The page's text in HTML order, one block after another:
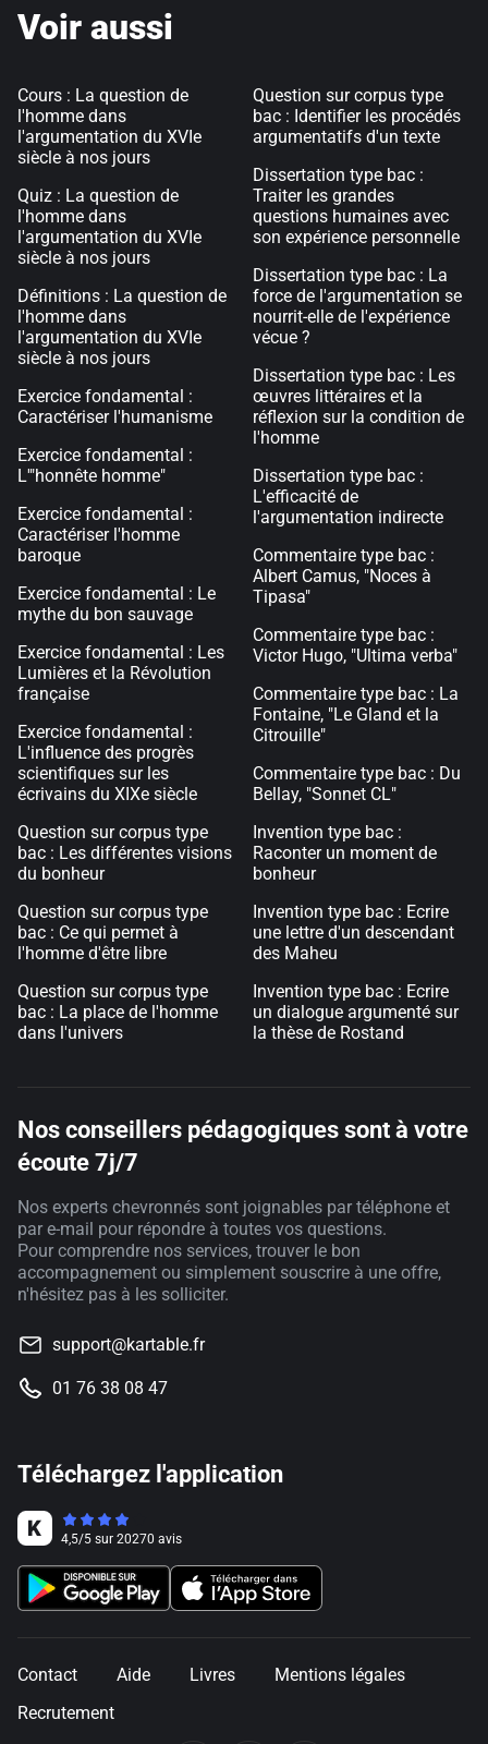
Voir aussi
Cours : La question de
l'homme dans
l'argumentation du XVIe
siècle à nos jours
Quiz : La question de
l'homme dans
l'argumentation du XVIe
siècle à nos jours
Définitions : La question de
l'homme dans
l'argumentation du XVIe
siècle à nos jours
Exercice fondamental :
Caractériser l'humanisme
Exercice fondamental :
L'"honnête homme"
Exercice fondamental :
Caractériser l'homme
baroque
Exercice fondamental : Le
mythe du bon sauvage
Exercice fondamental : Les
Lumières et la Révolution
française
Exercice fondamental :
L'influence des progrès
scientifiques sur les
écrivains du XIXe siècle
Question sur corpus type
bac : Les différentes visions
du bonheur
Question sur corpus type
bac : Ce qui permet à
l'homme d'être libre
Question sur corpus type
bac : La place de l'homme
dans l'univers
Question sur corpus type
bac : Identifier les procédés
argumentatifs d'un texte
Dissertation type bac :
Traiter les grandes
questions humaines avec
son expérience personnelle
Dissertation type bac : La
force de l'argumentation se
nourrit-elle de l'expérience
vécue ?
Dissertation type bac : Les
œuvres littéraires et la
réflexion sur la condition de
l'homme
Dissertation type bac :
L'efficacité de
l'argumentation indirecte
Commentaire type bac :
Albert Camus, "Noces à
Tipasa"
Commentaire type bac :
Victor Hugo, "Ultima verba"
Commentaire type bac : La
Fontaine, "Le Gland et la
Citrouille"
Commentaire type bac : Du
Bellay, "Sonnet CL"
Invention type bac :
Raconter un moment de
bonheur
Invention type bac : Ecrire
une lettre d'un descendant
des Maheu
Invention type bac : Ecrire
un dialogue argumenté sur
la thèse de Rostand
Nos conseillers pédagogiques sont à votre
écoute 7j/7
Nos experts chevronnés sont joignables par téléphone et
par e-mail pour répondre à toutes vos questions.
Pour comprendre nos services, trouver le bon
accompagnement ou simplement souscrire à une offre,
n'hésitez pas à les solliciter.
support@kartable.fr
01 76 38 08 47
Téléchargez l'application
4,5/5 sur 20270 avis
Contact Aide Livres
Mentions légales
Recrutement